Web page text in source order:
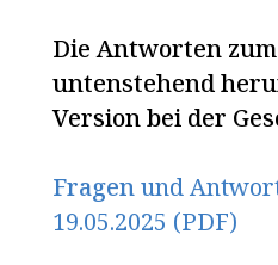
Die Antworten
untenstehend
Version bei der
Fragenund
19.05.2025 (PDF)